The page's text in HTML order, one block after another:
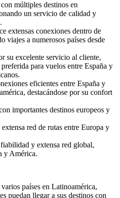
múltiples destinos en
un servicio de calidad y
extensas conexiones dentro de
viajes a numerosos países desde
su excelente servicio al cliente,
para vuelos entre España y
eficientes entre España y
destacándose por su confort
importantes destinos europeos y
red de rutas entre Europa y
y extensa red global,
y América.
países en Latinoamérica,
puedan llegar a sus destinos con